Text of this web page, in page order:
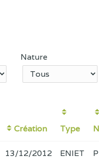
Nature
Création Type
13/12/2012 ENIET